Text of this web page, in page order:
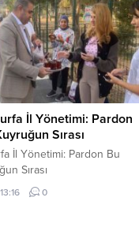
için pasaportların
en az 30 Kasım 2025
olması gerekiyor. Yeni
için 30...
İl Yönetimi: Pardon
Sırası
İl Yönetimi: Pardon Bu
Sırası
0